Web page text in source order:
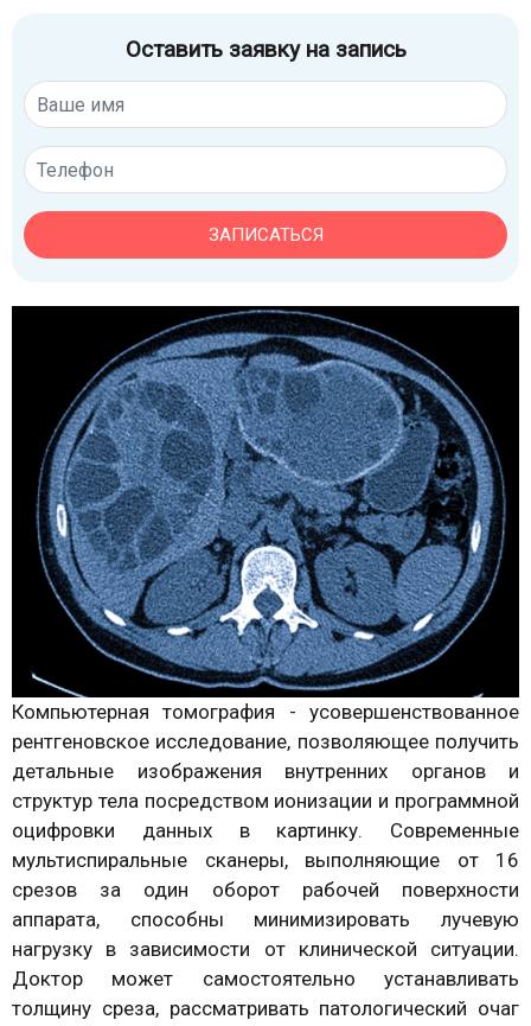
Оставить заявку на запись
ЗАПИСАТЬСЯ
Компьютерная томография - усовершенствованное
рентгеновское исследование, позволяющее получить
детальные изображения внутренних органов и
структур тела посредством ионизации и программной
оцифровки данных в картинку. Современные
мультиспиральные сканеры, выполняющие от 16
срезов за один оборот рабочей поверхности
аппарата, способны минимизировать лучевую
нагрузку в зависимости от клинической ситуации.
Доктор может самостоятельно устанавливать
толщину среза, рассматривать патологический очаг